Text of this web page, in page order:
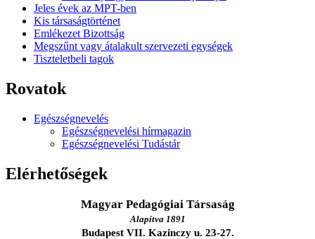
Jeles évek az MPT-ben
Kis társaságtörténet
Emlékezet Bizottság
Megszűnt vagy átalakult szervezeti egységek
Tiszteletbeli tagok
Rovatok
Egészségnevelés
Egészségnevelési hírmagazin
Egészségnevelési Tudástár
Elérhetőségek
Magyar Pedagógiai Társaság
Alapítva 1891
Budapest VII. Kazinczy u. 23-27.